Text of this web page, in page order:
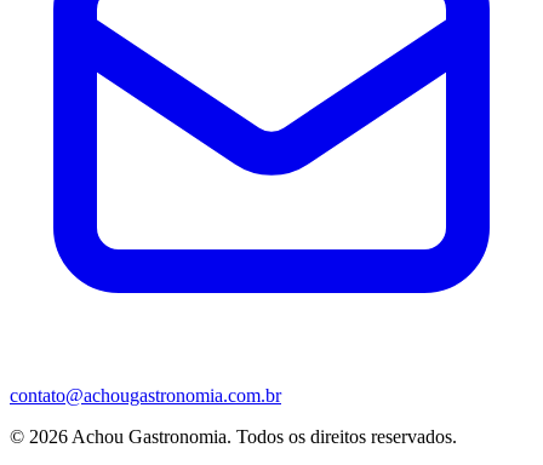
contato@achougastronomia.com.br
© 2026 Achou Gastronomia. Todos os direitos reservados.